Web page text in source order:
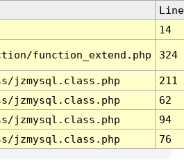
Line
14
function_extend.php 324
jzmysql.class.php
211
jzmysql.class.php
62
jzmysql.class.php
94
jzmysql.class.php 76